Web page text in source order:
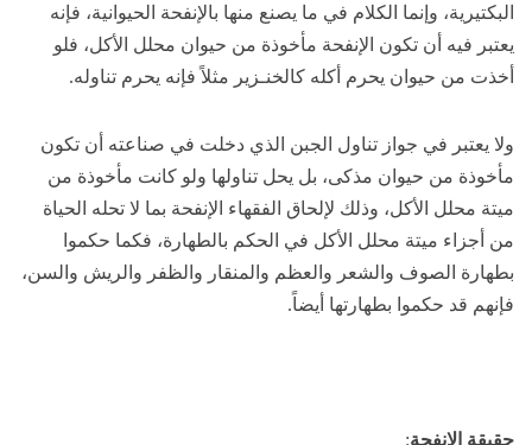
البكتيرية، وإنما الكلام في ما يصنع منها بالإنفحة الحيوانية، فإنه
يعتبر فيه أن تكون الإنفحة مأخوذة من حيوان محلل الأكل، فلو
أخذت من حيوان يحرم أكله كالخنـزير مثلاً فإنه يحرم تناوله.
ولا يعتبر في جواز تناول الجبن الذي دخلت في صناعته أن تكون
مأخوذة من حيوان مذكى، بل يحل تناولها ولو كانت مأخوذة من
ميتة محلل الأكل، وذلك لإلحاق الفقهاء الإنفحة بما لا تحله الحياة
من أجزاء ميتة محلل الأكل في الحكم بالطهارة، فكما حكموا
بطهارة الصوف والشعر والعظم والمنقار والظفر والريش والسن،
فإنهم قد حكموا بطهارتها أيضاً.
حقيقة الإنفحة: